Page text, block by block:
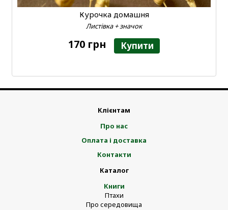
Курочка домашня
Листівка + значок
170 грн Купити
Каталог
Книги
Птахи
Про середовища
Клієнтам
Про нас
Оплата і доставка
Контакти